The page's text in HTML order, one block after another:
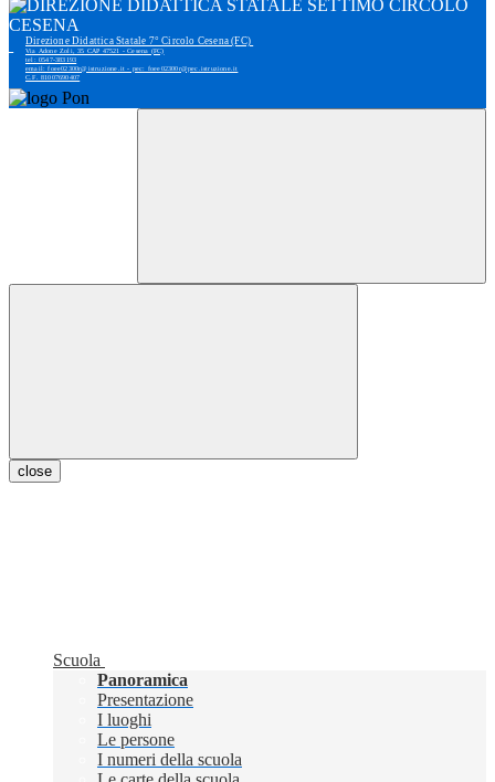
Direzione Didattica Statale 7° Circolo Cesena (FC)
Via Adone Zoli, 35 CAP 47521 - Cesena (FC)
tel: 0547-383193
email: foee02300r@istruzione.it - pec: foee02300r@pec.istruzione.it
C.F. 81007690407
close
Scuola
Panoramica
Presentazione
I luoghi
Le persone
I numeri della scuola